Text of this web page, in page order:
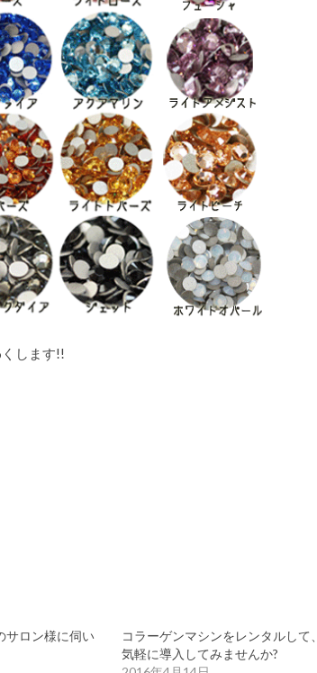
します!!
サロン様に伺い
コラーゲンマシンをレンタルして、
気軽に導入してみませんか?